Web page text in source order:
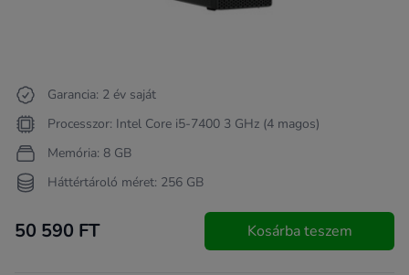
Garancia: 2 év saját
Processzor: Intel Core i5-7400 3 GHz (4 magos)
Memória: 8 GB
Háttértároló méret: 256 GB
50 590 FT Kosárba teszem